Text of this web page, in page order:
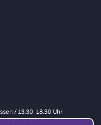
/ 13.30-18.30 Uhr
13.30-18.30 Uhr